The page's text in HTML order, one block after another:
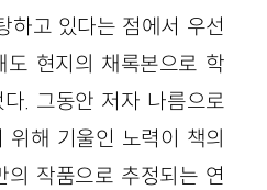
하고 있다는 점에서 우선
도 현지의 채록본으로 학
. 그동안 저자 나름으로
위해 기울인 노력이 책의
의 작품으로 추정되는 연